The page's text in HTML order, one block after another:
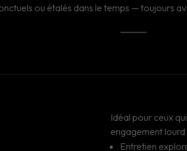
ou étalés dans le temps — toujours
⸻
Idéal pour ceux
engagement lourd
Entretien